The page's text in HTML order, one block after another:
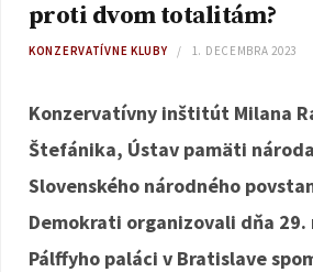
proti dvom totalitám?
KONZERVATÍVNE KLUBY 1. DECEMBRA 2023
Konzervatívny inštitút Milana
Štefánika, Ústav pamäti
Slovenského národného
Demokrati organizovali dňa 29.
Pálffyho paláci v Bratislave